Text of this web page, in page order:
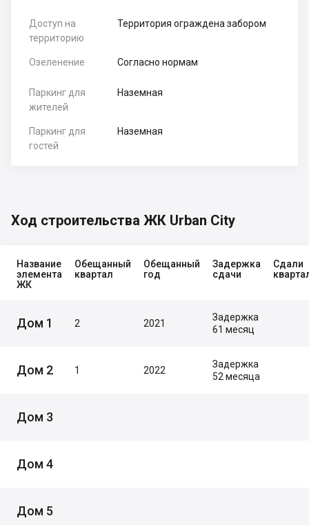
Доступ на
территорию
Территория ограждена забором
Озеленение Согласно нормам
Паркинг для
жителей
Наземная
Паркинг для
гостей
Наземная
Ход строительства ЖК Urban City
Название
элемента
ЖК
Обещанный
квартал
Обещанный
год
Задержка
сдачи
Сдали
Дом 1 2 2021
Задержка
61 месяц
Дом 2 1 2022
Задержка
52 месяца
Дом 3
Дом 4
Дом 5